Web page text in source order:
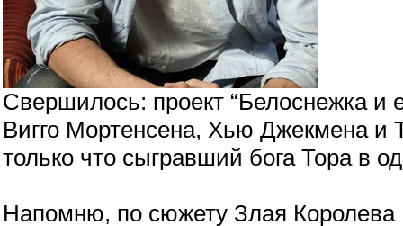
Свершилось: проект “Белоснежка и
Вигго Мортенсена, Хью Джекмена и
только что сыгравший бога Тора в
Напомню, по сюжету Злая